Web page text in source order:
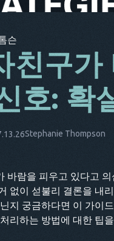
슨
친구가
호: 확
Stephanie Thompson
바람을 피우고 있다고
없이 섣불리 결론을 내
지 궁금하다면 이 가이
리하는 방법에 대한 팁